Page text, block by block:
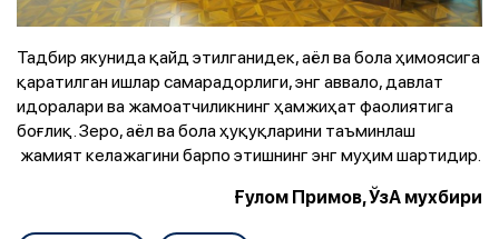
Тадбир якунида қайд этилганидек, аёл ва бола ҳимоясига
қаратилган ишлар самарадорлиги, энг аввало, давлат
идоралари ва жамоатчиликнинг ҳамжиҳат фаолиятига
боғлиқ. Зеро, аёл ва бола ҳуқуқларини таъминлаш
жамият келажагини барпо этишнинг энг муҳим шартидир.
Ғулом Примов, ЎзА мухбири